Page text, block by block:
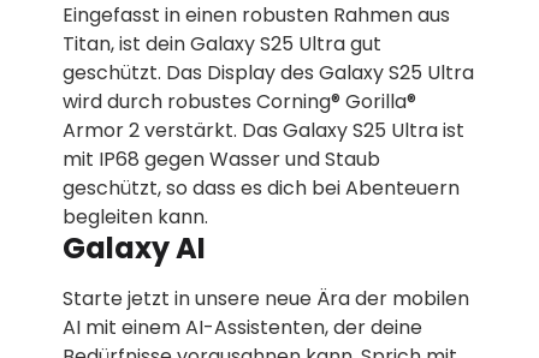
Eingefasst in einen robusten Rahmen aus
Titan, ist dein Galaxy S25 Ultra gut
geschützt. Das Display des Galaxy S25 Ultra
wird durch robustes Corning® Gorilla®
Armor 2 verstärkt. Das Galaxy S25 Ultra ist
mit IP68 gegen Wasser und Staub
geschützt, so dass es dich bei Abenteuern
begleiten kann.
Galaxy AI
Starte jetzt in unsere neue Ära der mobilen
AI mit einem AI-Assistenten, der deine